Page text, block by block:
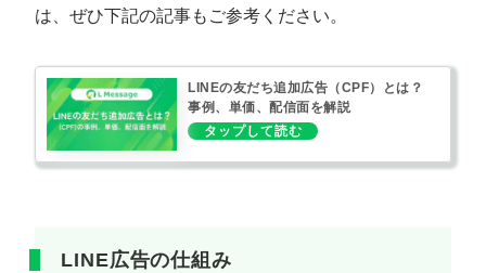
は、ぜひ下記の記事もご参考ください。
LINEの友だち追加広告（CPF）とは？
事例、単価、配信面を解説
LINE広告の仕組み